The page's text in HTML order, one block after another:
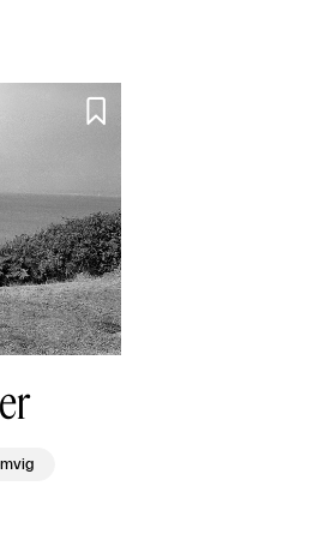
